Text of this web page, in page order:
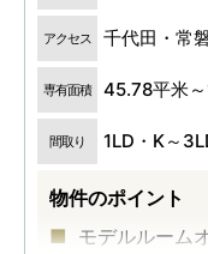
アクセス 千代田・常
専有面積 45.78平米
間取り 1LD・K～
物件のポイント
モデルルーム